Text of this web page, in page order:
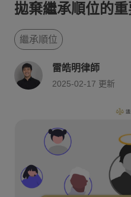
拋棄繼承順位的
繼承順位
雷皓明律師
2025-02-17 更新